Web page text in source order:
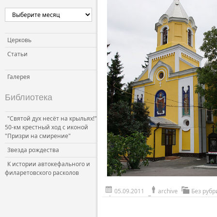
Церковь
Статьи
Галерея
Библиотека
"Святой дух несёт на крыльях!"
50-км крестный ход с иконой
"Призри на смирение"
Звезда рождества
К истории автокефального и
филаретовского расколов
05.09.2011 archive Без